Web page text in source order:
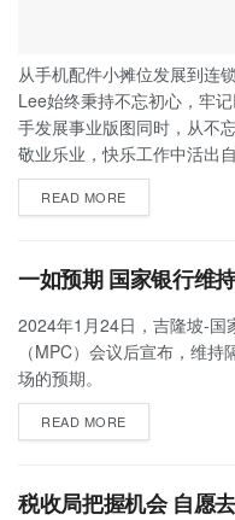
从手机配件小摊位发展到连
Lee始终秉持不忘初心，牢
手发展事业版图同时，从不
敬业乐业，快乐工作中活出自
READ MORE
一如预期 国家银行维
2024年1月24日，吉隆坡-国
（MPC）会议后宣布，维
场的预期。
READ MORE
税收局把握机会 自愿